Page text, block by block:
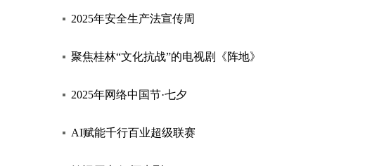
2025年安全生产法宣传周
聚焦桂林“文化抗战”的电视剧《阵地》
2025年网络中国节·七夕
AI赋能千行百业超级联赛